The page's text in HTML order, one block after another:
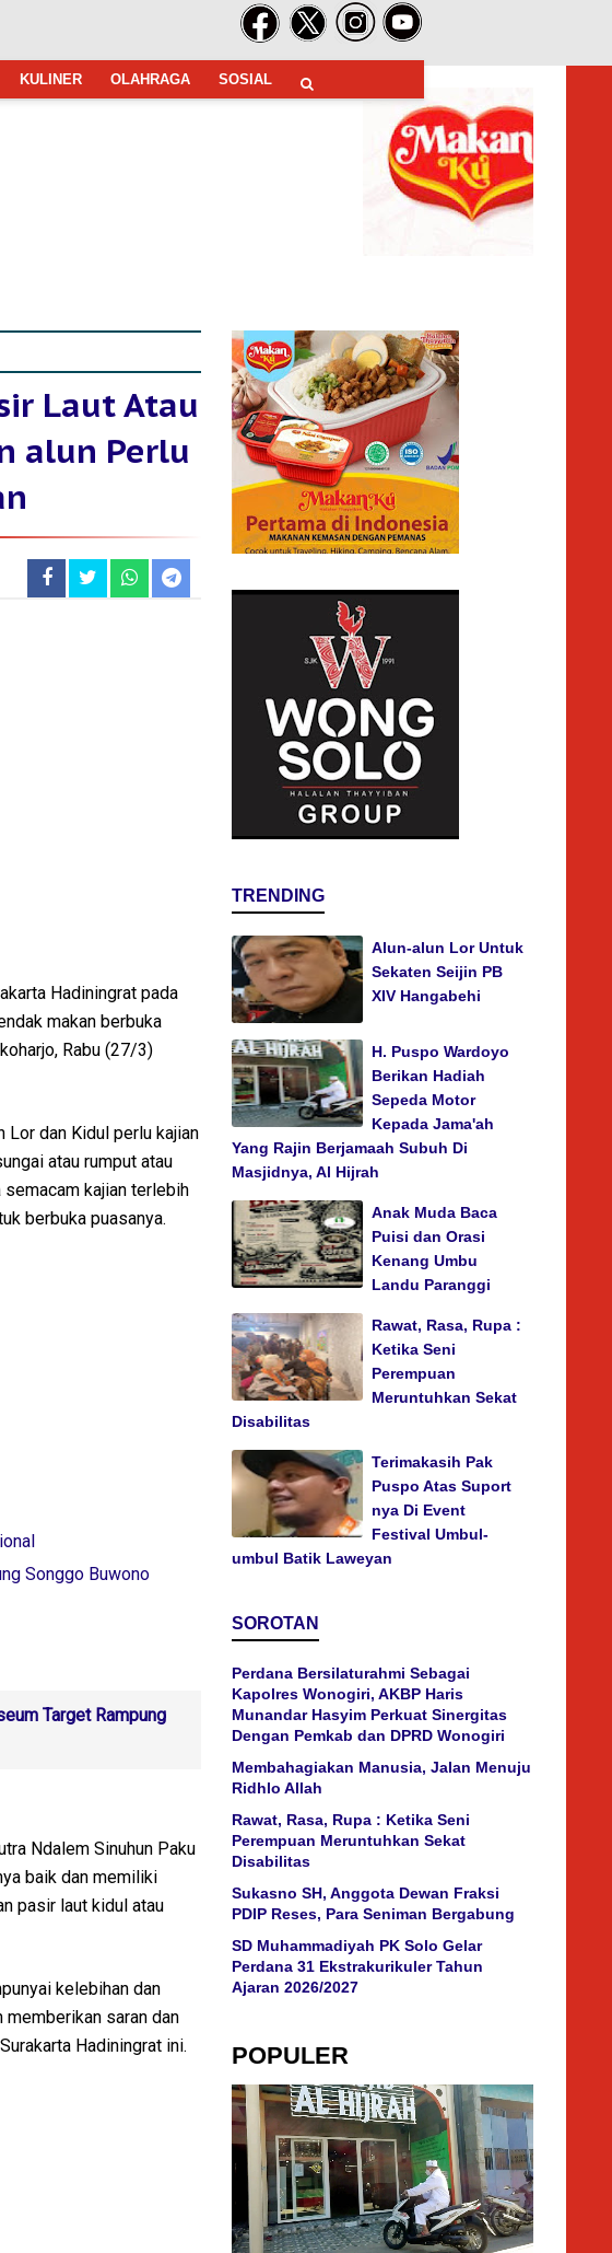
KULINER OLAHRAGA SOSIAL
Laut Atau
alun Perlu
Hadiningrat pada
makan berbuka
Rabu (27/3)
Lor dan Kidul perlu kajian
atau rumput atau
semacam kajian terlebih
berbuka puasanya.
Songgo Buwono
Target Rampung
Ndalem Sinuhun Paku
baik dan memiliki
pasir laut kidul atau
kelebihan dan
saran dan
Hadiningrat ini.
TRENDING
Alun-alun Lor Untuk
Sekaten Seijin PB
XIV Hangabehi
H. Puspo Wardoyo
Berikan Hadiah
Sepeda Motor
Kepada Jama'ah
Yang Rajin Berjamaah Subuh Di
Masjidnya, Al Hijrah
Anak Muda Baca
Puisi dan Orasi
Kenang Umbu
Landu Paranggi
Rawat, Rasa, Rupa :
Ketika Seni
Perempuan
Meruntuhkan Sekat
Disabilitas
Terimakasih Pak
Puspo Atas Suport
nya Di Event
Festival Umbul-
umbul Batik Laweyan
SOROTAN
Perdana Bersilaturahmi Sebagai
Kapolres Wonogiri, AKBP Haris
Munandar Hasyim Perkuat Sinergitas
Dengan Pemkab dan DPRD Wonogiri
Membahagiakan Manusia, Jalan Menuju
Ridhlo Allah
Rawat, Rasa, Rupa : Ketika Seni
Perempuan Meruntuhkan Sekat
Disabilitas
Sukasno SH, Anggota Dewan Fraksi
PDIP Reses, Para Seniman Bergabung
SD Muhammadiyah PK Solo Gelar
Perdana 31 Ekstrakurikuler Tahun
Ajaran 2026/2027
POPULER